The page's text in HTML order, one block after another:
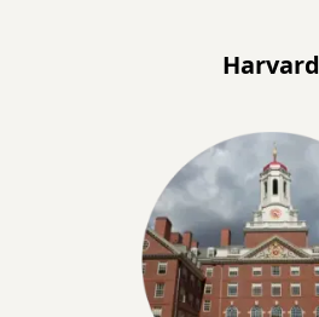
Harvard